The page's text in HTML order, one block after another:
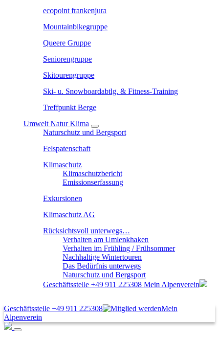
ecopoint frankenjura
Mountainbikegruppe
Queere Gruppe
Seniorengruppe
Skitourengruppe
Ski- u. Snowboardabtlg. & Fitness-Training
Treffpunkt Berge
Umwelt Natur Klima
Naturschutz und Bergsport
Felspatenschaft
Klimaschutz
Klimaschutzbericht
Emissionserfassung
Exkursionen
Klimaschutz AG
Rücksichtsvoll unterwegs…
Verhalten am Umlenkhaken
Verhalten im Frühling / Frühsommer
Nachhaltige Wintertouren
Das Bedürfnis unterwegs
Naturschutz und Bergsport
Geschäftsstelle +49 911 225308 Mein Alpenverein
Geschäftsstelle +49 911 225308
Mein
Alpenverein